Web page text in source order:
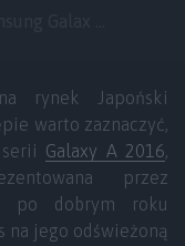
rynek Japoński
warto zaznaczyć,
Galaxy A 2016,
przez
po dobrym roku
na jego odświeżoną